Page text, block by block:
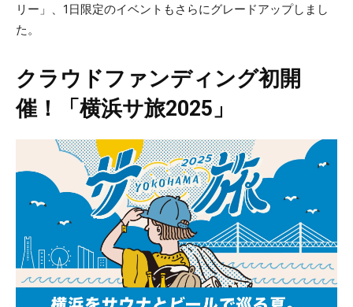
リー」、1日限定のイベントもさらにグレードアップしまし
た。
クラウドファンディング初開
催！「横浜サ旅2025」